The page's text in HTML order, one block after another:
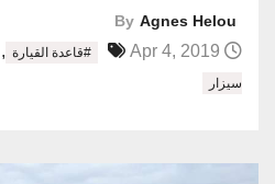
By Agnes Helou
#قاعدة القيارة ,
سيزار